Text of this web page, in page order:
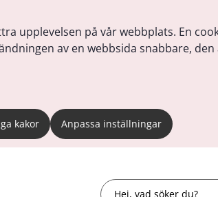
upplevelsen på vår webbplats. En
av en webbsida snabbare, den
kakor Anpassa inställningar
Sök